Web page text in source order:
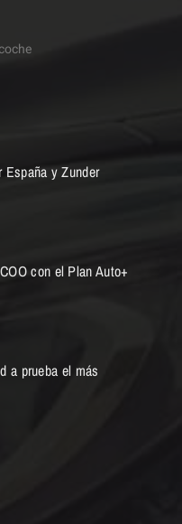
y Zunder
con el Plan Auto+
a prueba el más